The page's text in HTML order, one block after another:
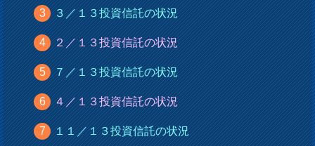
３／１３投資信託の状況
２／１３投資信託の状況
７／１３投資信託の状況
４／１３投資信託の状況
１１／１３投資信託の状況